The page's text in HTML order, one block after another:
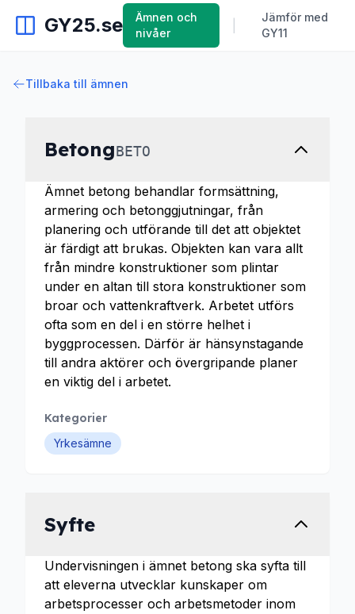
GY25.se
Ämnen och
nivåer
Jämför med
GY11
Tillbaka till ämnen
BetongBETO
Ämnet betong behandlar formsättning,
armering och betonggjutningar, från
planering och utförande till det att objektet
är färdigt att brukas. Objekten kan vara allt
från mindre konstruktioner som plintar
under en altan till stora konstruktioner som
broar och vattenkraftverk. Arbetet utförs
ofta som en del i en större helhet i
byggprocessen. Därför är hänsynstagande
till andra aktörer och övergripande planer
en viktig del i arbetet.
Kategorier
Yrkesämne
Syfte
Undervisningen i ämnet betong ska syfta till
att eleverna utvecklar kunskaper om
arbetsprocesser och arbetsmetoder inom